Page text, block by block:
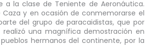
a la clase de Teniente de Aeronáutica.
y en ocasión de conmemorarse el
del grupo de paracaidistas, que por
una magnífica demostración en
hermanos del continente, por la